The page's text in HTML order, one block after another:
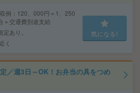
例：120、000円＝1、250
＋交通費別途支給
あり。
く
気になる!
／週3日～OK！お弁当の具をつめ